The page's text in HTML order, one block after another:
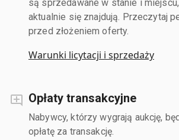
są sprzedawane w stanie i
aktualnie się znajdują. Przeczytaj
przed złożeniem oferty.
Warunki licytacji i sprzedaży
Opłaty transakcyjne
Nabywcy, którzy wygrają aukcję,
opłatę za transakcję.